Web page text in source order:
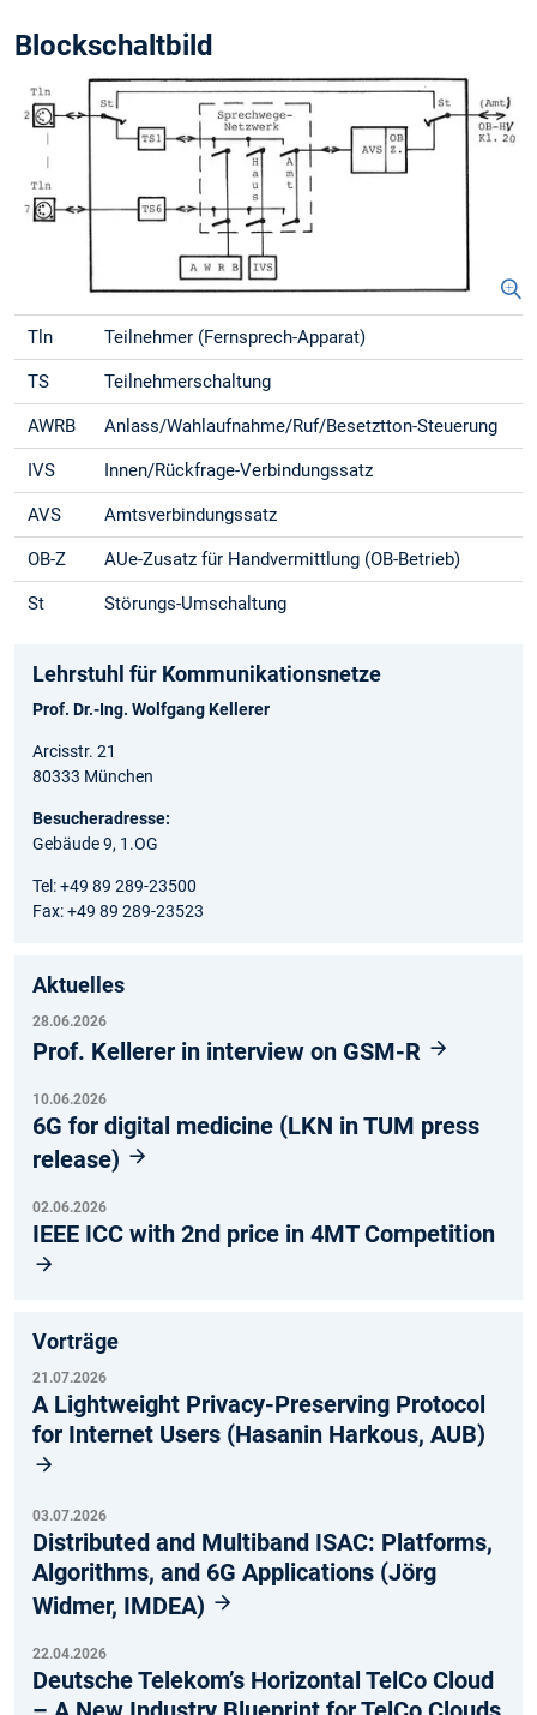
Blockschaltbild
Tln Teilnehmer (Fernsprech-Apparat)
TS Teilnehmerschaltung
AWRB Anlass/Wahlaufnahme/Ruf/Besetztton-Steuerung
IVS Innen/Rückfrage-Verbindungssatz
AVS Amtsverbindungssatz
OB-Z AUe-Zusatz für Handvermittlung (OB-Betrieb)
St Störungs-Umschaltung
Lehrstuhl für Kommunikationsnetze
Prof. Dr.-Ing. Wolfgang Kellerer
Arcisstr. 21
80333 München
Besucheradresse:
Gebäude 9, 1.OG
Tel: +49 89 289-23500
Fax: +49 89 289-23523
Aktuelles
28.06.2026
Prof. Kellerer in interview on GSM-R
10.06.2026
6G for digital medicine (LKN in TUM press
release)
02.06.2026
IEEE ICC with 2nd price in 4MT Competition
Vorträge
21.07.2026
A Lightweight Privacy-Preserving Protocol
for Internet Users (Hasanin Harkous, AUB)
03.07.2026
Distributed and Multiband ISAC: Platforms,
Algorithms, and 6G Applications (Jörg
Widmer, IMDEA)
22.04.2026
Deutsche Telekom’s Horizontal TelCo Cloud